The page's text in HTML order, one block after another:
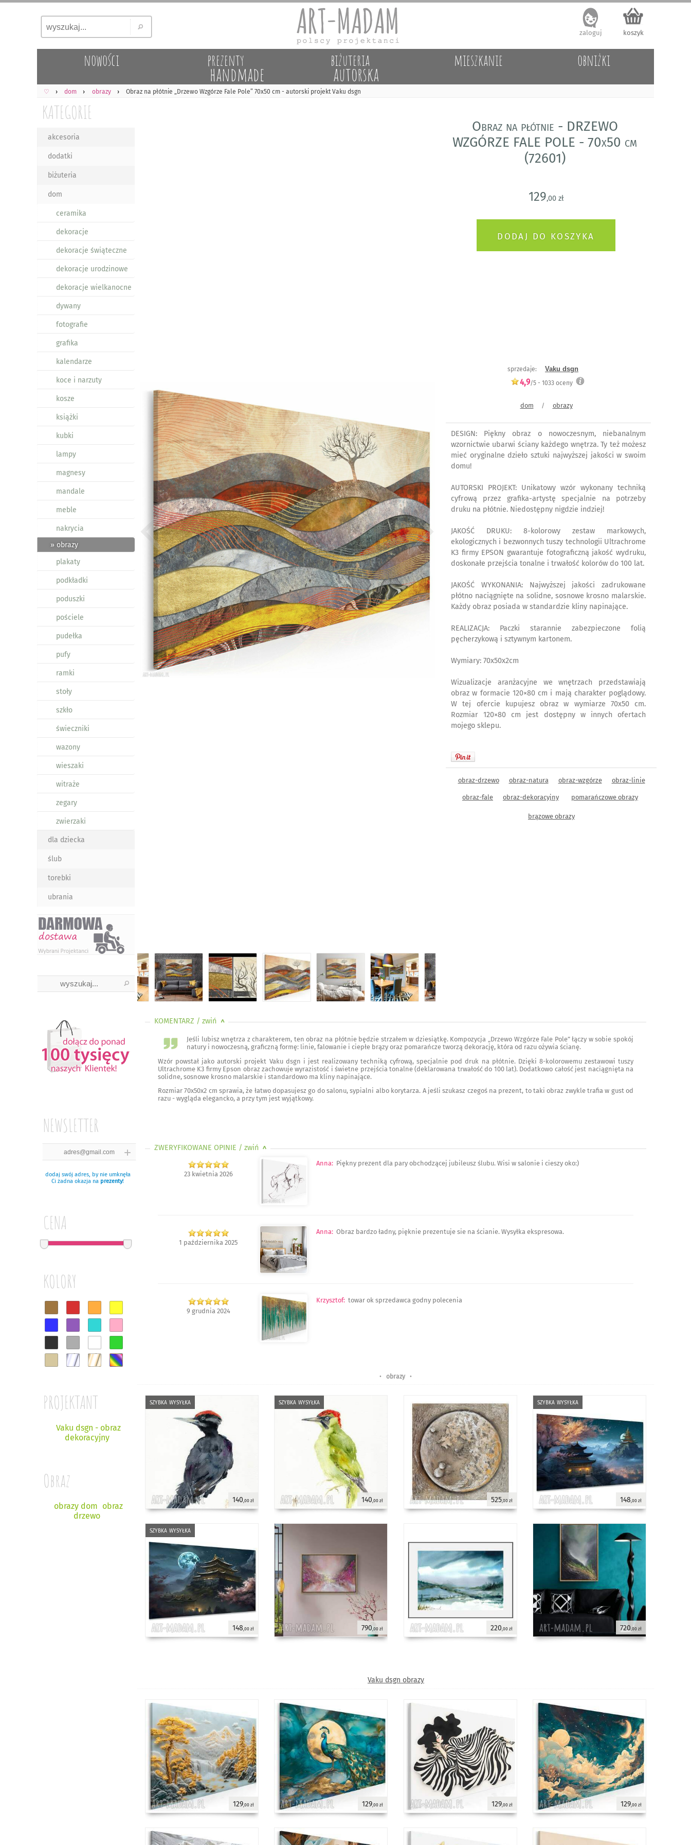
koszyk
zaloguj
nowości prezenty
handmade
biżuteria
autorska
mieszkanie obniżki
♡ dom obrazy Obraz na płótnie „Drzewo Wzgórze Fale Pole” 70x50 cm - autorski projekt Vaku dsgn
KATEGORIE
akcesoria
dodatki
biżuteria
dom
ceramika
dekoracje
dekoracje świąteczne
dekoracje urodzinowe
dekoracje wielkanocne
dywany
fotografie
grafika
kalendarze
koce i narzuty
kosze
książki
kubki
lampy
magnesy
mandale
meble
nakrycia
» obrazy
plakaty
podkładki
poduszki
pościele
pudełka
pufy
ramki
stoły
szkło
świeczniki
wazony
wieszaki
witraże
zegary
zwierzaki
dla dziecka
ślub
torebki
ubrania
NEWSLETTER
dodaj swój adres, by nie umknęła
Ci żadna okazja na prezenty!
CENA
KOLORY
PROJEKTANT
Vaku dsgn - obraz
dekoracyjny
Obraz
obrazy dom obraz
drzewo
Obraz na płótnie - DRZEWO
WZGÓRZE FALE POLE - 70x50 cm
(72601)
129,00 zł
sprzedaje: Vaku dsgn
4,9/5 - 1033 oceny
dom / obrazy
DESIGN: Piękny obraz o nowoczesnym, niebanalnym
wzornictwie ubarwi ściany każdego wnętrza. Ty też możesz
mieć oryginalne dzieło sztuki najwyższej jakości w swoim
domu!
AUTORSKI PROJEKT: Unikatowy wzór wykonany techniką
cyfrową przez grafika-artystę specjalnie na potrzeby
druku na płótnie. Niedostępny nigdzie indziej!
JAKOŚĆ DRUKU: 8-kolorowy zestaw markowych,
ekologicznych i bezwonnych tuszy technologii Ultrachrome
K3 firmy EPSON gwarantuje fotograficzną jakość wydruku,
doskonałe przejścia tonalne i trwałość kolorów do 100 lat.
JAKOŚĆ WYKONANIA: Najwyższej jakości zadrukowane
płótno naciągnięte na solidne, sosnowe krosno malarskie.
Każdy obraz posiada w standardzie kliny napinające.
REALIZACJA: Paczki starannie zabezpieczone folią
pęcherzykową i sztywnym kartonem.
Wymiary: 70x50x2cm
Wizualizacje aranżacyjne we wnętrzach przedstawiają
obraz w formacie 120×80 cm i mają charakter poglądowy.
W tej ofercie kupujesz obraz w wymiarze 70x50 cm.
Rozmiar 120×80 cm jest dostępny w innych ofertach
mojego sklepu.
obraz-drzewo obraz-natura obraz-wzgórze obraz-linie
obraz-fale obraz-dekoracyjny pomarańczowe obrazy
brązowe obrazy
KOMENTARZ / zwiń <
Jeśli lubisz wnętrza z charakterem, ten obraz na płótnie będzie strzałem w dziesiątkę. Kompozycja „Drzewo Wzgórze Fale Pole” łączy w sobie spokój
natury i nowoczesną, graficzną formę: linie, falowanie i ciepłe brązy oraz pomarańcze tworzą dekorację, która od razu ożywia ścianę.
Wzór powstał jako autorski projekt Vaku dsgn i jest realizowany techniką cyfrową, specjalnie pod druk na płótnie. Dzięki 8-kolorowemu zestawowi tuszy
Ultrachrome K3 firmy Epson obraz zachowuje wyrazistość i świetne przejścia tonalne (deklarowana trwałość do 100 lat). Dodatkowo całość jest naciągnięta na
solidne, sosnowe krosno malarskie i standardowo ma kliny napinające.
Rozmiar 70x50x2 cm sprawia, że łatwo dopasujesz go do salonu, sypialni albo korytarza. A jeśli szukasz czegoś na prezent, to taki obraz zwykle trafia w gust od
razu - wygląda elegancko, a przy tym jest wyjątkowy.
ZWERYFIKOWANE OPINIE / zwiń >
23 kwietnia 2026
Anna: Piękny prezent dla pary obchodzącej jubileusz ślubu. Wisi w salonie i cieszy oko:)
1 października 2025
Anna: Obraz bardzo ładny, pięknie prezentuje sie na ścianie. Wysyłka ekspresowa.
9 grudnia 2024
Krzysztof: towar ok sprzedawca godny polecenia
• obrazy •
szybka wysyłka
140,00 zł
szybka wysyłka
140,00 zł
szybka wysyłka
148,00 zł 790,00 zł
525,00 zł
szybka wysyłka
148,00 zł
220,00 zł 720,00 zł
Vaku dsgn obrazy
129,00 zł 129,00 zł 129,00 zł 129,00 zł